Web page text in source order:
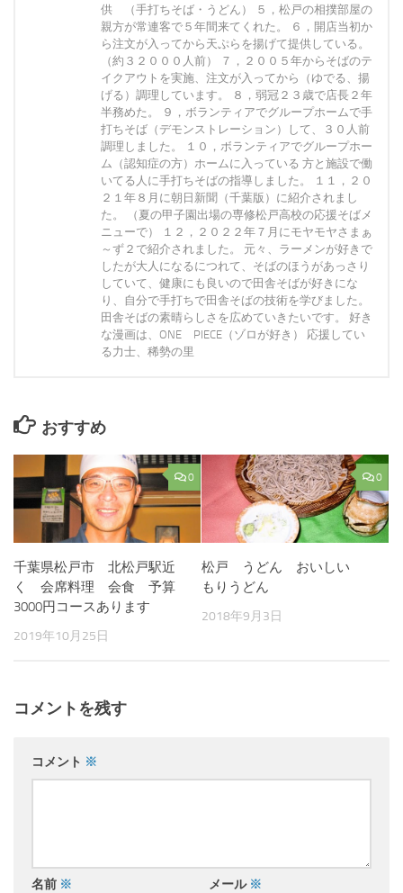
供 （手打ちそば・うどん） ５，松戸の相撲部屋の
親方が常連客で５年間来てくれた。 ６，開店当初か
ら注文が入ってから天ぷらを揚げて提供している。
（約３２０００人前） ７，２００５年からそばのテ
イクアウトを実施、注文が入ってから（ゆでる、揚
げる）調理しています。 ８，弱冠２３歳で店長２年
半務めた。 ９，ボランティアでグループホームで手
打ちそば（デモンストレーション）して、３０人前
調理しました。 １０，ボランティアでグループホー
ム（認知症の方）ホームに入っている 方と施設で働
いてる人に手打ちそばの指導しました。 １１，２０
２１年８月に朝日新聞（千葉版）に紹介されまし
た。 （夏の甲子園出場の専修松戸高校の応援そばメ
ニューで） １２，２０２２年７月にモヤモヤさまぁ
～ず２で紹介されました。 元々、ラーメンが好きで
したが大人になるにつれて、そばのほうがあっさり
していて、健康にも良いので田舎そばが好きにな
り、自分で手打ちで田舎そばの技術を学びました。
田舎そばの素晴らしさを広めていきたいです。 好き
な漫画は、ONE PIECE（ゾロが好き） 応援してい
る力士、稀勢の里
おすすめ
0
千葉県松戸市 北松戸駅近
く 会席料理 会食 予算
3000円コースあります
2019年10月25日
0
松戸 うどん おいしい
もりうどん
2018年9月3日
コメントを残す
コメント ※
名前 ※ メール ※